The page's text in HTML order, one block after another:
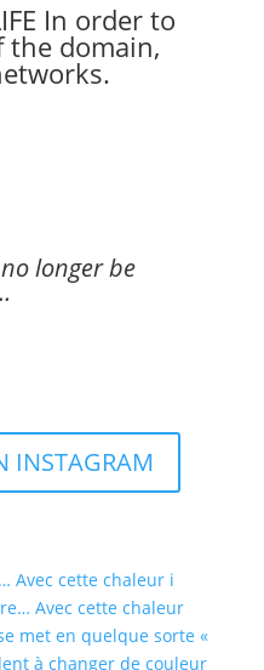
In order to
the domain,
longer be
INSTAGRAM
Avec cette chaleur i